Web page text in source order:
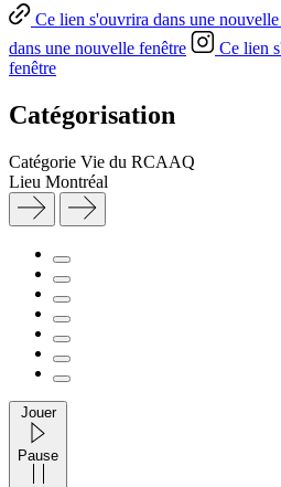
Ce lien s'ouvrira dans une
dans une nouvelle fenêtre
Ce lien
fenêtre
Catégorisation
Catégorie Vie du RCAAQ
Lieu Montréal
Jouer
Pause